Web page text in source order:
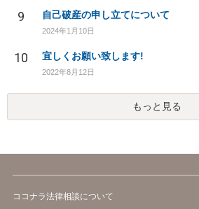
9 自己破産の申し立てについて
2024年1月10日
10 宜しくお願い致します!
2022年8月12日
もっと見る
ココナラ法律相談について